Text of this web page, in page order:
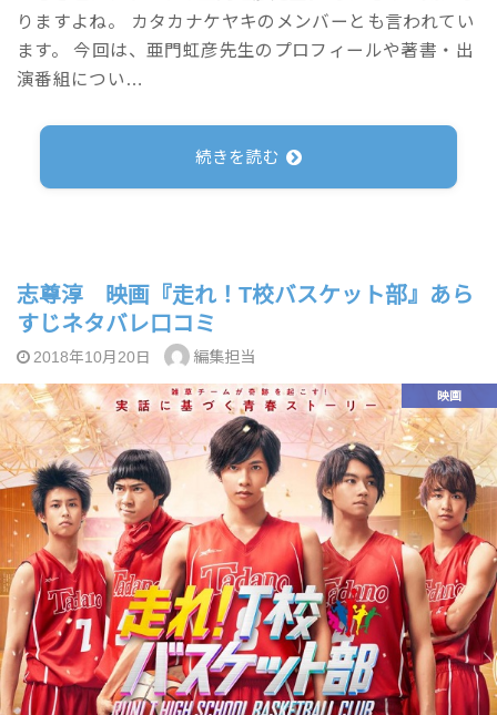
りますよね。 カタカナケヤキのメンバーとも言われてい
ます。 今回は、亜門虹彦先生のプロフィールや著書・出
演番組につい…
続きを読む
志尊淳 映画『走れ！T校バスケット部』あら
すじネタバレ口コミ
2018年10月20日 編集担当
映画